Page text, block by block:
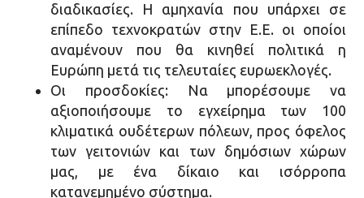
διαδικασίες. Η αμηχανία που υπάρχει σε
επίπεδο τεχνοκρατών στην Ε.Ε. οι οποίοι
αναμένουν που θα κινηθεί πολιτικά η
Ευρώπη μετά τις τελευταίες ευρωεκλογές.
Οι προσδοκίες: Να μπορέσουμε να
αξιοποιήσουμε το εγχείρημα των 100
κλιματικά ουδέτερων πόλεων, προς όφελος
των γειτονιών και των δημόσιων χώρων
μας, με ένα δίκαιο και ισόρροπα
κατανεμημένο σύστημα.